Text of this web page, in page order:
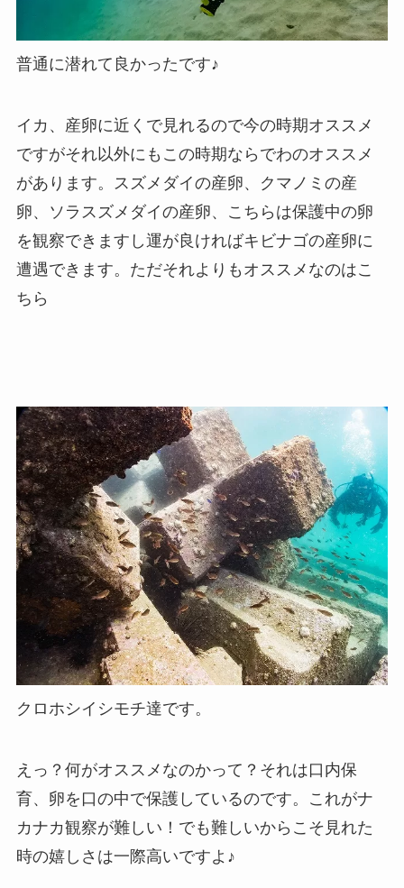
普通に潜れて良かったです♪
イカ、産卵に近くで見れるので今の時期オススメ
ですがそれ以外にもこの時期ならでわのオススメ
があります。スズメダイの産卵、クマノミの産
卵、ソラスズメダイの産卵、こちらは保護中の卵
を観察できますし運が良ければキビナゴの産卵に
遭遇できます。ただそれよりもオススメなのはこ
ちら
クロホシイシモチ達です。
えっ？何がオススメなのかって？それは口内保
育、卵を口の中で保護しているのです。これがナ
カナカ観察が難しい！でも難しいからこそ見れた
時の嬉しさは一際高いですよ♪